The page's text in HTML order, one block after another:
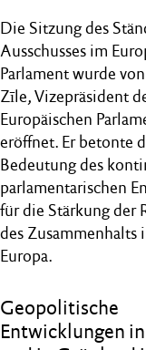
Die Sitzung des
Ausschusses im
Parlament wurde
Zīle, Vizepräsident
Europäischen
eröffnet. Er betonte
Bedeutung des
parlamentarischen
für die Stärkung der
des Zusammenhalts
Europa.
Geopolitische
Entwicklungen